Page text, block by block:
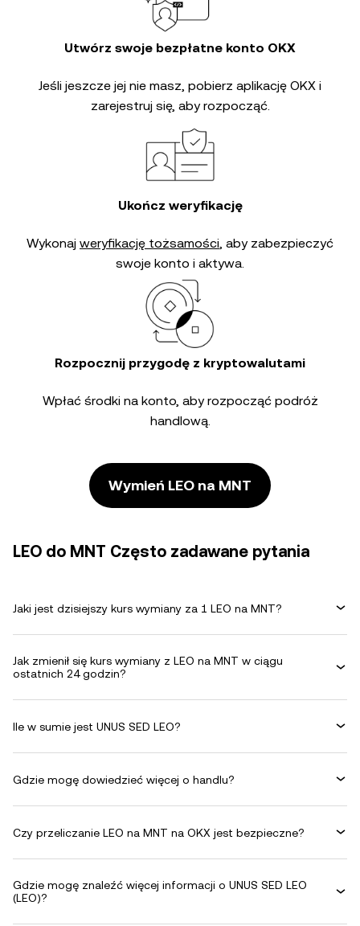
Utwórz swoje bezpłatne konto OKX
Jeśli jeszcze jej nie masz, pobierz aplikację OKX i
zarejestruj się, aby rozpocząć.
Ukończ weryfikację
Wykonaj weryfikację tożsamości, aby zabezpieczyć
swoje konto i aktywa.
Rozpocznij przygodę z kryptowalutami
Wpłać środki na konto, aby rozpocząć podróż
handlową.
Wymień LEO na MNT
LEO do MNT Często zadawane pytania
Jaki jest dzisiejszy kurs wymiany za 1 LEO na MNT?
Jak zmienił się kurs wymiany z LEO na MNT w ciągu
ostatnich 24 godzin?
Ile w sumie jest UNUS SED LEO?
Gdzie mogę dowiedzieć więcej o handlu?
Czy przeliczanie LEO na MNT na OKX jest bezpieczne?
Gdzie mogę znaleźć więcej informacji o UNUS SED LEO
(LEO)?